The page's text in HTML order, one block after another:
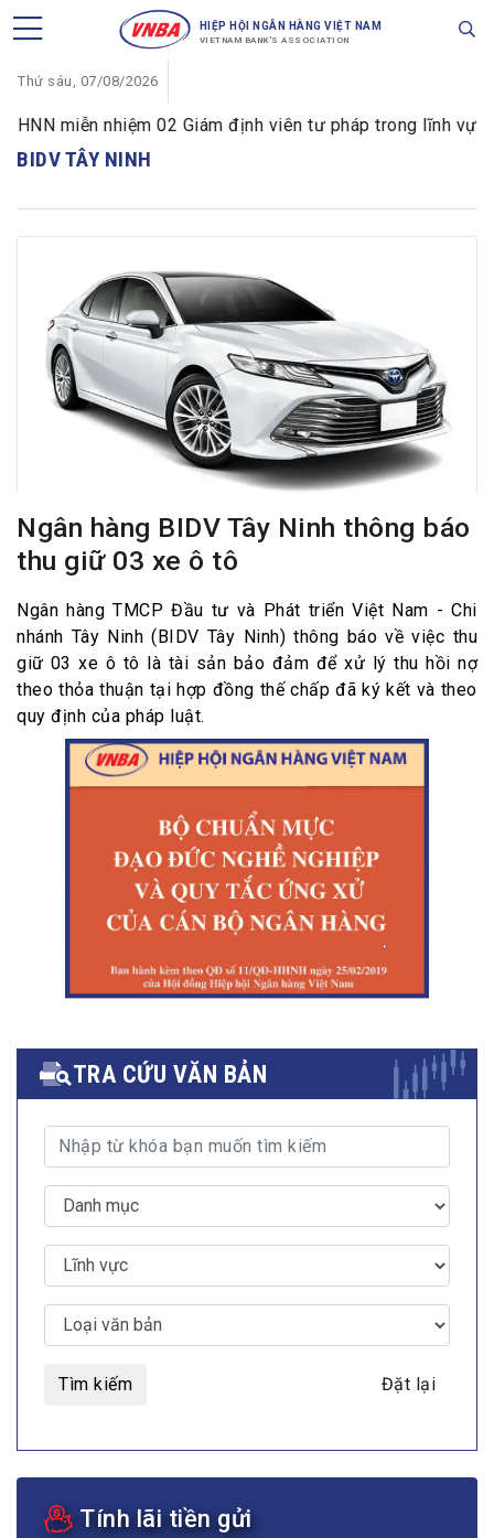
HIỆP HỘI NGÂN HÀNG VIỆT NAM
VIETNAM BANK'S ASSOCIATION
Thứ sáu, 07/08/2026
miễn nhiệm 02 Giám định viên tư pháp trong lĩnh vực
BIDV TÂY NINH
Ngân hàng BIDV Tây Ninh thông báo
thu giữ 03 xe ô tô
Ngân hàng TMCP Đầu tư và Phát triển Việt Nam - Chi
nhánh Tây Ninh (BIDV Tây Ninh) thông báo về việc thu
giữ 03 xe ô tô là tài sản bảo đảm để xử lý thu hồi nợ
theo thỏa thuận tại hợp đồng thế chấp đã ký kết và theo
quy định của pháp luật.
TRA CỨU VĂN BẢN
Tìm kiếm Đặt lại
Tính lãi tiền gửi